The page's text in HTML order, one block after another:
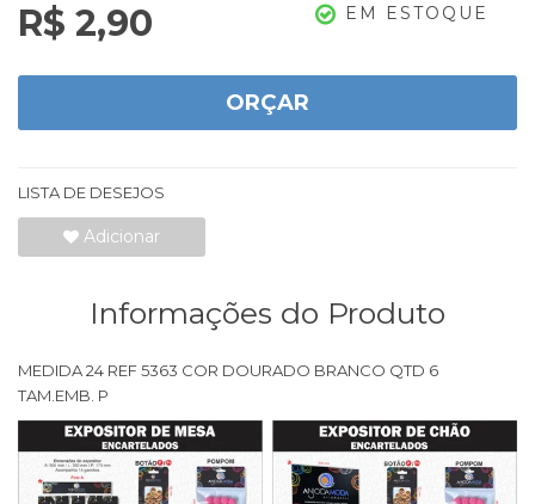
R$ 2,90 EM ESTOQUE
ORÇAR
LISTA DE DESEJOS
Adicionar
Informações do Produto
MEDIDA 24 REF 5363 COR DOURADO BRANCO QTD 6
TAM.EMB. P